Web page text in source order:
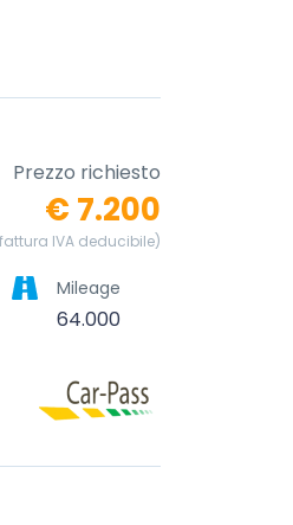
Prezzo richiesto
€ 7.200
IVA deducibile)
Mileage
64.000